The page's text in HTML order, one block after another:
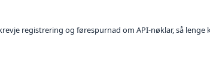
registrering og førespurnad om API-nøklar, så